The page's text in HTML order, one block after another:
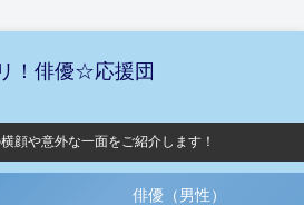
！俳優☆応援団
顔や意外な一面をご紹介します！
俳優（男性）